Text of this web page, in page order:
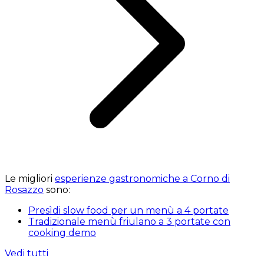
Le migliori esperienze gastronomiche a Corno di
Rosazzo sono:
Presìdi slow food per un menù a 4 portate
Tradizionale menù friulano a 3 portate con
cooking demo
Vedi tutti